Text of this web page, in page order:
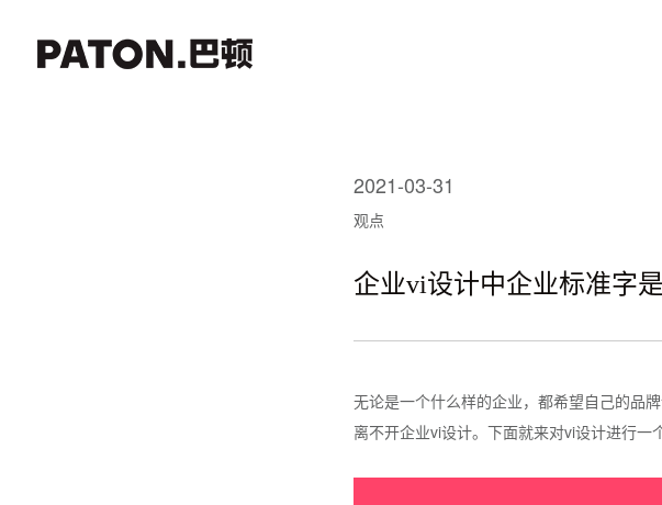
2021-03-31
观点
企业vi设计中企业标准字
无论是一个什么样的企业，都希望自己的品
离不开企业vi设计。下面就来对vi设计进行一